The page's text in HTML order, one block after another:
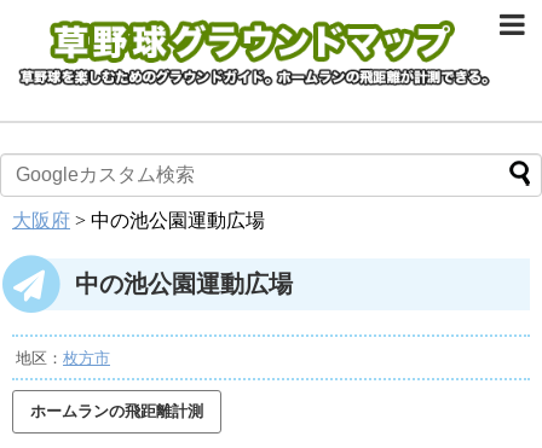
大阪府 > 中の池公園運動広場
中の池公園運動広場
地区： 枚方市